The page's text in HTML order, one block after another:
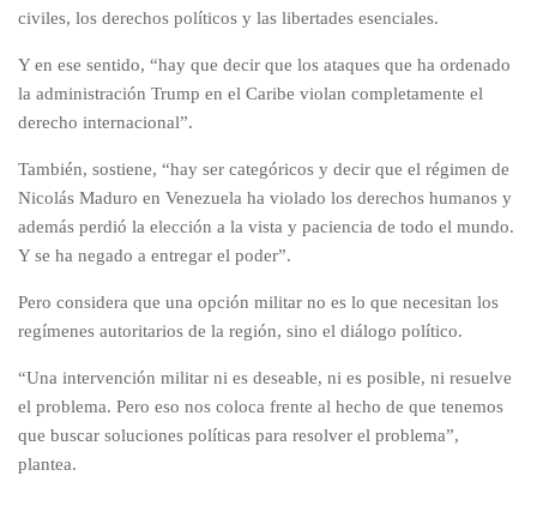
civiles, los derechos políticos y las libertades esenciales.
Y en ese sentido, “hay que decir que los ataques que ha ordenado
la administración Trump en el Caribe violan completamente el
derecho internacional”.
También, sostiene, “hay ser categóricos y decir que el régimen de
Nicolás Maduro en Venezuela ha violado los derechos humanos y
además perdió la elección a la vista y paciencia de todo el mundo.
Y se ha negado a entregar el poder”.
Pero considera que una opción militar no es lo que necesitan los
regímenes autoritarios de la región, sino el diálogo político.
“Una intervención militar ni es deseable, ni es posible, ni resuelve
el problema. Pero eso nos coloca frente al hecho de que tenemos
que buscar soluciones políticas para resolver el problema”,
plantea.